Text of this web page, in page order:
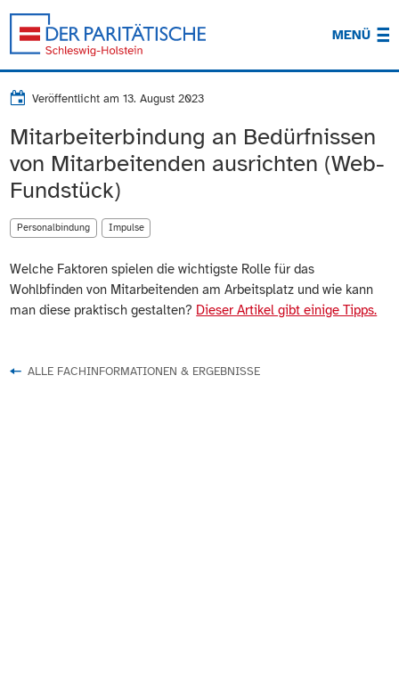
MENÜ
Veröffentlicht am13. August 2023
Mitarbeiterbindung an Bedürfnissen
von Mitarbeitenden ausrichten (Web-
Fundstück)
Personalbindung Impulse
Welche Faktoren spielen die wichtigste Rolle für das
Wohlbfinden von Mitarbeitenden am Arbeitsplatz und wie kann
man diese praktisch gestalten? Dieser Artikel gibt einige Tipps.
ALLE FACHINFORMATIONEN & ERGEBNISSE